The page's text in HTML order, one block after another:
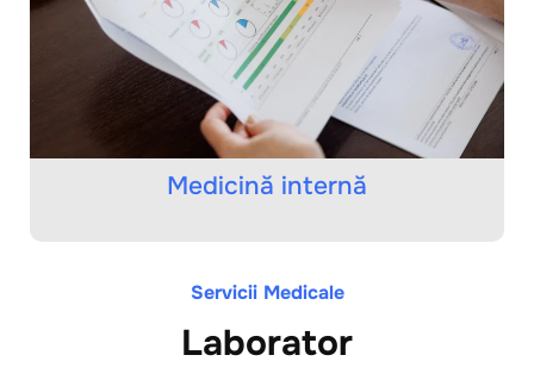
Medicină internă
Servicii Medicale
Laborator